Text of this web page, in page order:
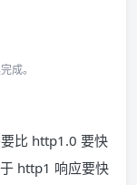
成。
比 http1.0 要快
http1 响应要快